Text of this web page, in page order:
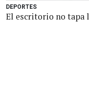
DEPORTES
El escritorio no tapa